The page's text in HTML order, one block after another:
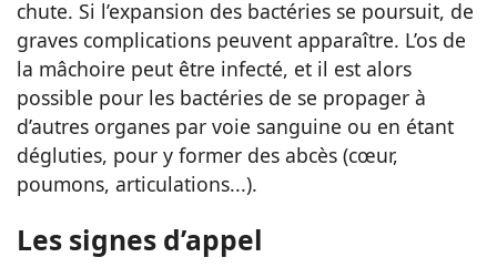
chute. Si l’expansion des bactéries se poursuit, de
graves complications peuvent apparaître. L’os de
la mâchoire peut être infecté, et il est alors
possible pour les bactéries de se propager à
d’autres organes par voie sanguine ou en étant
dégluties, pour y former des abcès (cœur,
poumons, articulations...).
Les signes d’appel